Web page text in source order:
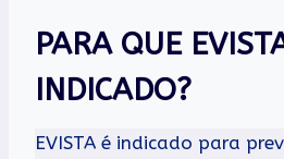
PARA QUE
INDICADO?
EVISTA é indicado para